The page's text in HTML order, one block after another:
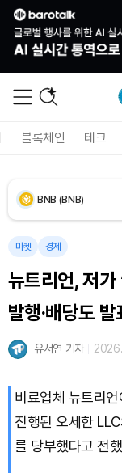
블록체인 테크
Dogecoin (DOGE)
Bitcoin (BTC)
Ethereum (ETH)
Tether USDt
XRP (XRP)
Solana (SOL)
Dogecoin (DOGE)
Bitcoin (BTC)
마켓 경제
뉴트리언, 저가
발행·배당도 발
유서연 기자
비료업체 뉴트리
진행된 오세한
를 당부했다고 전